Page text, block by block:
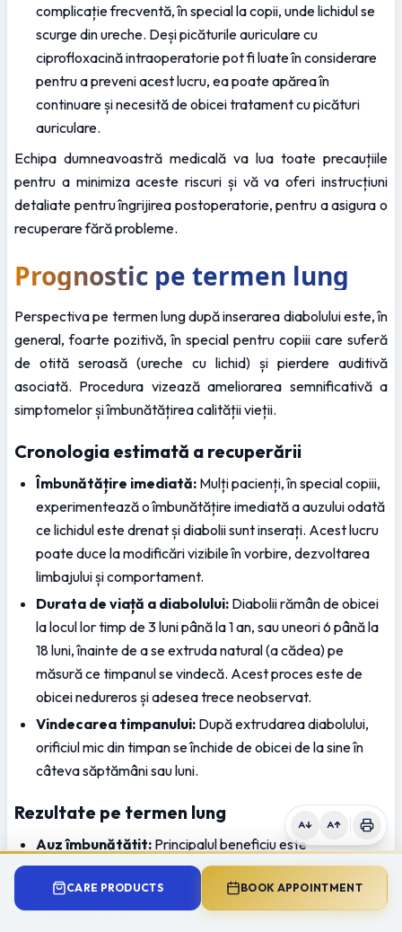
complicație frecventă, în special la copii, unde lichidul se
scurge din ureche. Deși picăturile auriculare cu
ciprofloxacină intraoperatorie pot fi luate în considerare
pentru a preveni acest lucru, ea poate apărea în
continuare și necesită de obicei tratament cu picături
auriculare.
Echipa dumneavoastră medicală va lua toate precauțiile
pentru a minimiza aceste riscuri și vă va oferi instrucțiuni
detaliate pentru îngrijirea postoperatorie, pentru a asigura o
recuperare fără probleme.
Prognostic pe termen lung
Perspectiva pe termen lung după inserarea diabolului este, în
general, foarte pozitivă, în special pentru copiii care suferă
de otită seroasă (ureche cu lichid) și pierdere auditivă
asociată. Procedura vizează ameliorarea semnificativă a
simptomelor și îmbunătățirea calității vieții.
Cronologia estimată a recuperării
Îmbunătățire imediată: Mulți pacienți, în special copiii,
experimentează o îmbunătățire imediată a auzului odată
ce lichidul este drenat și diabolii sunt inserați. Acest lucru
poate duce la modificări vizibile în vorbire, dezvoltarea
limbajului și comportament.
Durata de viață a diabolului: Diabolii rămân de obicei
la locul lor timp de 3 luni până la 1 an, sau uneori 6 până la
18 luni, înainte de a se extruda natural (a cădea) pe
măsură ce timpanul se vindecă. Acest proces este de
obicei nedureros și adesea trece neobservat.
Vindecarea timpanului: După extrudarea diabolului,
orificiul mic din timpan se închide de obicei de la sine în
câteva săptămâni sau luni.
Rezultate pe termen lung
Auz îmbunătățit: Principalul beneficiu este
îmbunătățirea auzului, ceea ce permite urechii medii să
funcționeze corect prin prevenirea acumulării de lichid și
egalizarea presiunii. Acest lucru poate avea un impact
CARE PRODUCTS BOOK APPOINTMENT